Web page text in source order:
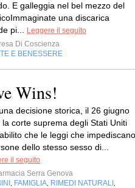
E galleggia nel bel mezzo del
una discarica
pi...
Leggere il seguito
Di Coscienza
E BENESSERE
Wins!
decisione storica, il 26 giugno
la corte suprema degli Stati Uniti
che le leggi che impediscano
dello stesso sesso di...
il seguito
Serra Genova
FAMIGLIA RIMEDI NATURALI